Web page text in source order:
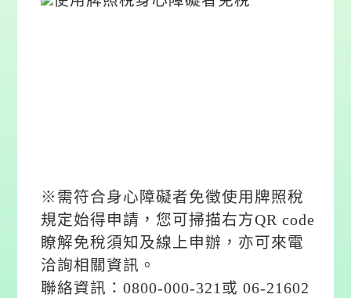
※需符合身心障礙者免徵使用牌照稅
規定始得申請，您可掃描右方QR code
瞭解免稅須知及線上申辦，亦可來電
洽詢相關資訊。
聯絡資訊：0800-000-321或 06-21602